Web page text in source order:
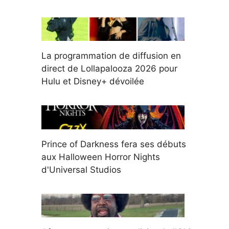
La programmation de diffusion en
direct de Lollapalooza 2026 pour
Hulu et Disney+ dévoilée
Prince of Darkness fera ses débuts
aux Halloween Horror Nights
d'Universal Studios